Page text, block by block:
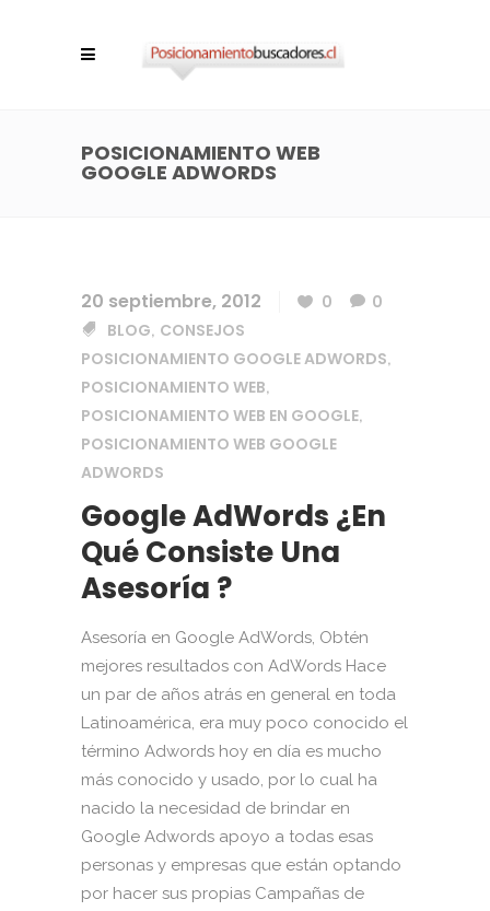
POSICIONAMIENTO WEB
GOOGLE ADWORDS
20 septiembre, 2012 0
0
BLOG, CONSEJOS
POSICIONAMIENTO GOOGLE ADWORDS,
POSICIONAMIENTO WEB,
POSICIONAMIENTO WEB EN GOOGLE,
POSICIONAMIENTO WEB GOOGLE
ADWORDS
Google AdWords ¿En
Qué Consiste Una
Asesoría ?
Asesoría en Google AdWords, Obtén
mejores resultados con AdWords Hace
un par de años atrás en general en toda
Latinoamérica, era muy poco conocido el
término Adwords hoy en día es mucho
más conocido y usado, por lo cual ha
nacido la necesidad de brindar en
Google Adwords apoyo a todas esas
personas y empresas que están optando
por hacer sus propias Campañas de